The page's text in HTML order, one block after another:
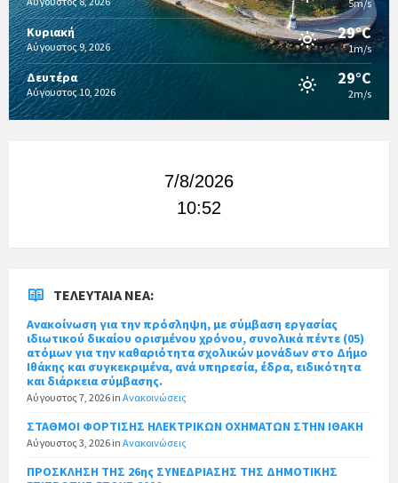
5m/s
Κυριακή
Αύγουστος 9, 2026
29°C
1m/s
Δευτέρα
Αύγουστος 10, 2026
29°C
2m/s
7/8/2026
10:52
ΤΕΛΕΥΤΑΊΑ ΝΈΑ:
Ανακοίνωση για την πρόσληψη, με σύμβαση εργασίας
ιδιωτικού δικαίου ορισμένου χρόνου, συνολικά πέντε (05)
ατόμων για την καθαριότητα σχολικών μονάδων στο Δήμο
Ιθάκης και συγκεκριμένα, ανά υπηρεσία, έδρα, ειδικότητα
και διάρκεια σύμβασης.
Αύγουστος 7, 2026 in Ανακοινώσεις
ΣΤΑΘΜΟΙ ΦΟΡΤΙΣΗΣ ΗΛΕΚΤΡΙΚΩΝ ΟΧΗΜΑΤΩΝ ΣΤΗΝ ΙΘΑΚΗ
Αύγουστος 3, 2026 in Ανακοινώσεις
ΠΡΟΣΚΛΗΣΗ ΤΗΣ 26ης ΣΥΝΕΔΡΙΑΣΗΣ ΤΗΣ ΔΗΜΟΤΙΚΗΣ